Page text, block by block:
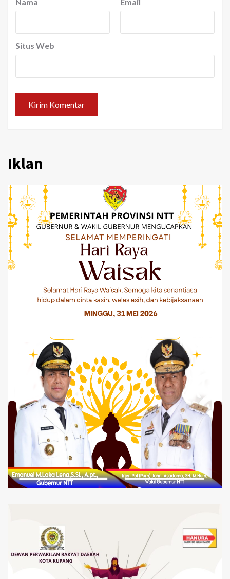
Situs Web
Iklan